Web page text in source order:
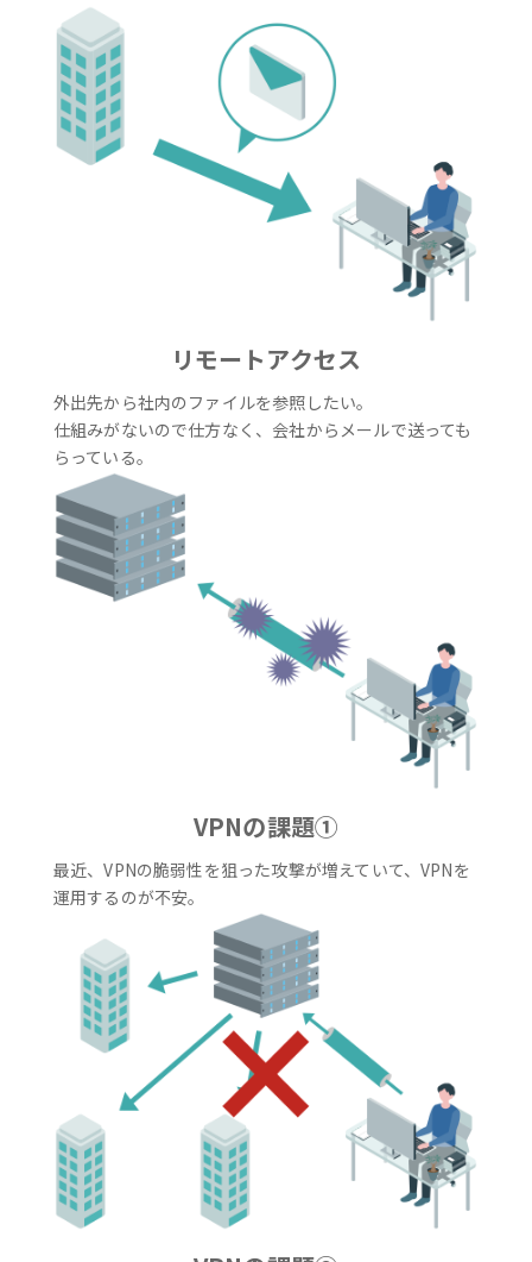
リモートアクセス
外出先から社内のファイルを参照したい。
仕組みがないので仕方なく、会社からメールで送っても
らっている。
VPNの課題①
最近、VPNの脆弱性を狙った攻撃が増えていて、VPNを
運用するのが不安。